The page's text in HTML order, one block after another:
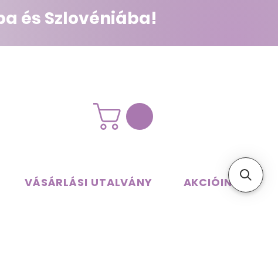
és Szlovéniába!
VÁSÁRLÁSI UTALVÁNY AKCIÓINK